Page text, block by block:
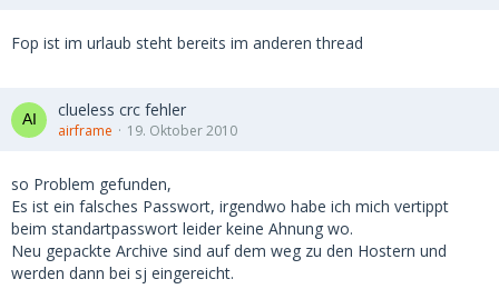
Fop ist im urlaub steht bereits im anderen thread
clueless crc fehler
airframe 19. Oktober 2010
so Problem gefunden,
Es ist ein falsches Passwort, irgendwo habe ich mich vertippt
beim standartpasswort leider keine Ahnung wo.
Neu gepackte Archive sind auf dem weg zu den Hostern und
werden dann bei sj eingereicht.